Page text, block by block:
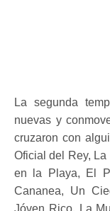
La segunda
nuevas y
cruzaron con
Oficial del Rey,
en la Playa, El
Cananea, Un
Jóven Rico, La